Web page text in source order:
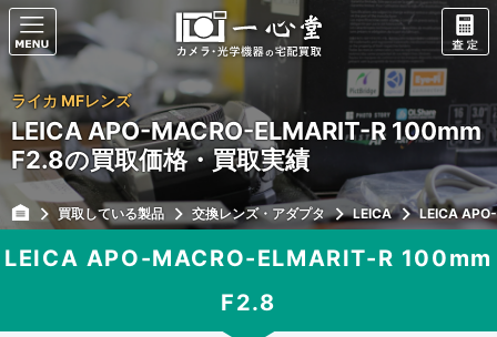
ライカ MFレンズ
LEICA APO-MACRO-ELMARIT-R 100mm
F2.8の買取価格・買取実績
買取している製品 交換レンズ・アダプタ LEICA LEICA
LEICA APO-MACRO-ELMARIT-R 100mm
F2.8